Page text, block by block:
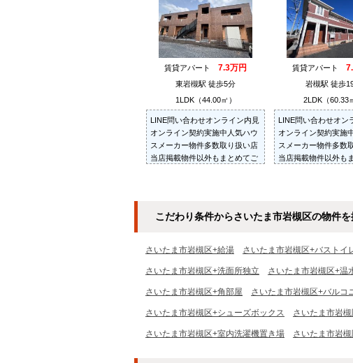
賃貸アパート 7.3万円
東岩槻駅 徒歩5分
1LDK（44.00㎡）
LINE問い合わせオンライン内見
オンライン契約実施中人気ハウ
スメーカー物件多数取り扱い店
当店掲載物件以外もまとめてご
賃貸アパート
岩槻駅 徒歩
2LDK（60.33
LINE問い合わせオン
オンライン契約実施
スメーカー物件多数
当店掲載物件以外も
こだわり条件からさいたま市岩槻区の物件を
さいたま市岩槻区+給湯 さいたま市岩槻区+バストイ
さいたま市岩槻区+洗面所独立 さいたま市岩槻区+温
さいたま市岩槻区+角部屋 さいたま市岩槻区+バルコ
さいたま市岩槻区+シューズボックス さいたま市岩
さいたま市岩槻区+室内洗濯機置き場 さいたま市岩